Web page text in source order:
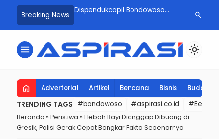
Breaking News
Bondowoso
1 Lomba Cup Tester
Kopi Nusantara &
2025
Produktivitas Jagung Bisi 18
Brigif
search
menu light_mode
home Advertorial Artikel Bencana Bisnis Budaya
TRENDING TAGS #bondowoso #aspirasi.co.id #Berita
Beranda » Peristiwa » Heboh Bayi Dianggap Dibuang di
Gresik, Polisi Gerak Cepat Bongkar Fakta Sebenarnya